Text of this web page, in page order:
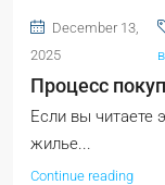
December 13,
2025
Процесс
Если вы читаете
жилье...
Continue reading